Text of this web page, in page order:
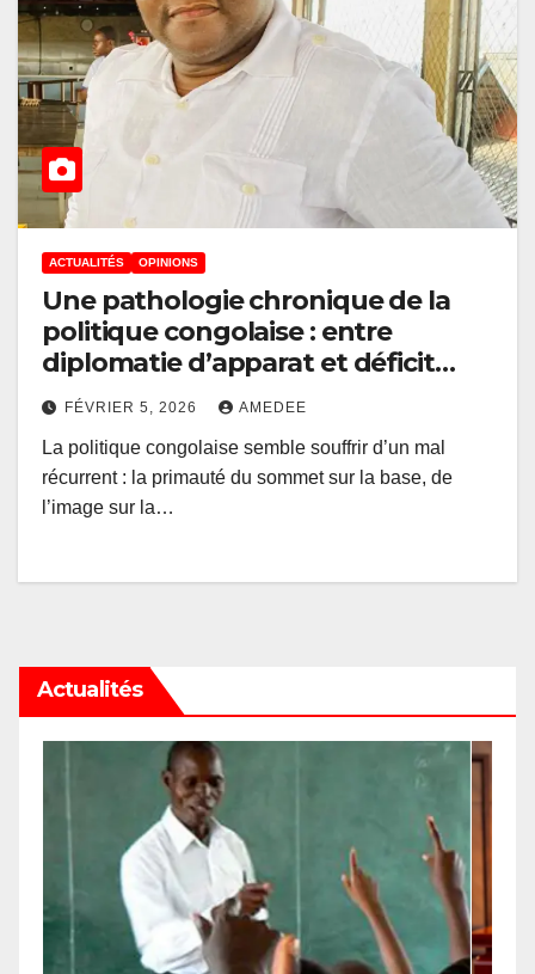
ACTUALITÉS OPINIONS
Une pathologie chronique de la
politique congolaise : entre
diplomatie d’apparat et déficit
d’action réelle
FÉVRIER 5, 2026 AMEDEE
La politique congolaise semble souffrir d’un mal
récurrent : la primauté du sommet sur la base, de
l’image sur la…
Actualités